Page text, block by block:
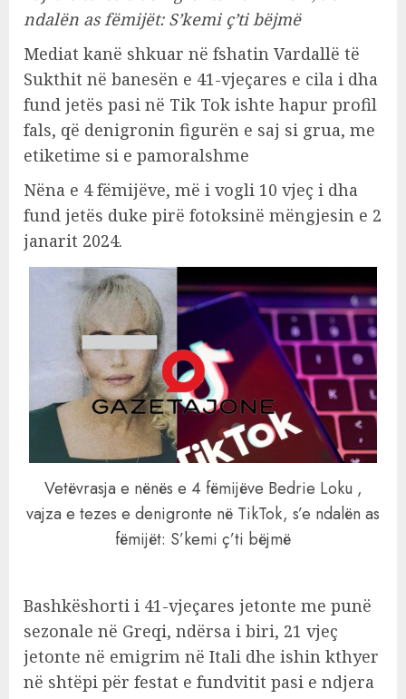
ndalën as fëmijët: S’kemi ç’ti bëjmë
Mediat kanë shkuar në fshatin Vardallë të
Sukthit në banesën e 41-vjeçares e cila i dha
fund jetës pasi në Tik Tok ishte hapur profil
fals, që denigronin figurën e saj si grua, me
etiketime si e pamoralshme
Nëna e 4 fëmijëve, më i vogli 10 vjeç i dha
fund jetës duke pirë fotoksinë mëngjesin e 2
janarit 2024.
Vetëvrasja e nënës e 4 fëmijëve Bedrie Loku ,
vajza e tezes e denigronte në TikTok, s’e ndalën as
fëmijët: S’kemi ç’ti bëjmë
Bashkëshorti i 41-vjeçares jetonte me punë
sezonale në Greqi, ndërsa i biri, 21 vjeç
jetonte në emigrim në Itali dhe ishin kthyer
në shtëpi për festat e fundvitit pasi e ndjera